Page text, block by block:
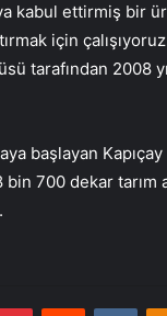
kabul ettirmiş bir
için
tarafından 2008
başlayan
700 dekar
PinterestReddit